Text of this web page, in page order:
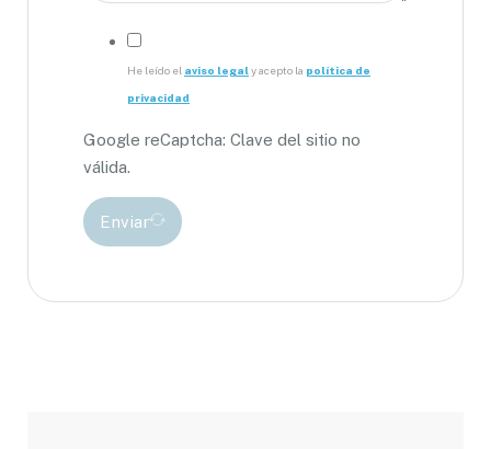
He leído el aviso legal y acepto la política de
privacidad
Google reCaptcha: Clave del sitio no
válida.
Enviar